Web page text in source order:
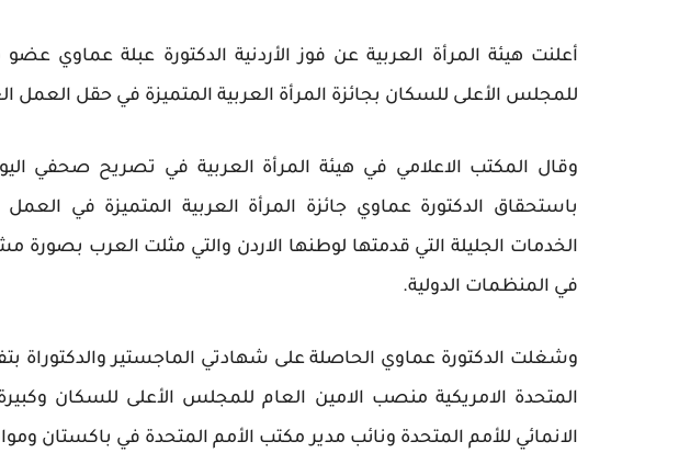
أعلنت هيئة المرأة العربية عن فوز الأردنية الدكتورة عبلة عماوي
للمجلس الأعلى للسكان بجائزة المرأة العربية المتميزة في حقل العمل
وقال المكتب الاعلامي في هيئة المرأة العربية في تصريح صحفي
الخدمات الجليلة التي قدمتها لوطنها الاردن والتي مثلت العرب بصورة
في المنظمات الدولية.
وشغلت الدكتورة عماوي الحاصلة على شهادتي الماجستير والدكتوراة
المتحدة الامريكية منصب الامين العام للمجلس الأعلى للسكان
الانمائي للأمم المتحدة ونائب مدير مكتب الأمم المتحدة في باكستان